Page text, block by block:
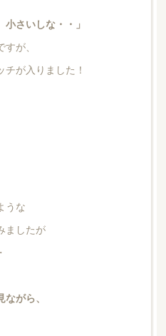
小さいしな・・」
が、
が入りました！
うな
ましたが
がら、